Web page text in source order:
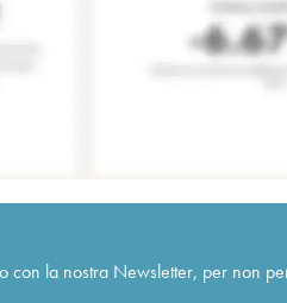
la nostra Newsletter, per non